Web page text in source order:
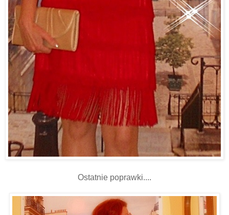
Ostatnie poprawki....